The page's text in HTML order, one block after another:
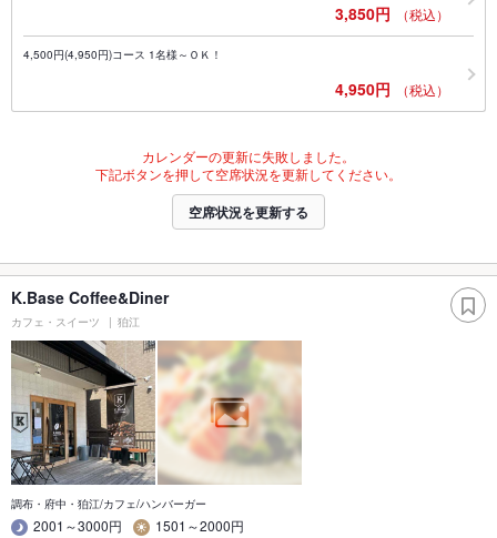
3,850円 （税込）
4,500円(4,950円)コース 1名様～ＯＫ！
4,950円 （税込）
カレンダーの更新に失敗しました。
下記ボタンを押して空席状況を更新してください。
空席状況を更新する
K.Base Coffee&Diner
カフェ・スイーツ 狛江
調布・府中・狛江/カフェ/ハンバーガー
2001～3000円
1501～2000円